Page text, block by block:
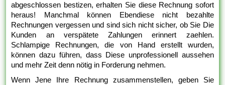
abgeschlossen bestizen, erhalten Sie diese Rechnung sofort
heraus! Manchmal können Ebendiese nicht bezahlte
Rechnungen vergessen und sind sich nicht sicher, ob Sie Die
Kunden an verspätete Zahlungen erinnert zaehlen.
Schlampige Rechnungen, die von Hand erstellt wurden,
können dazu führen, dass Diese unprofessionell aussehen
und mehr Zeit denn nötig in Forderung nehmen.
Wenn Jene Ihre Rechnung zusammenstellen, geben Sie